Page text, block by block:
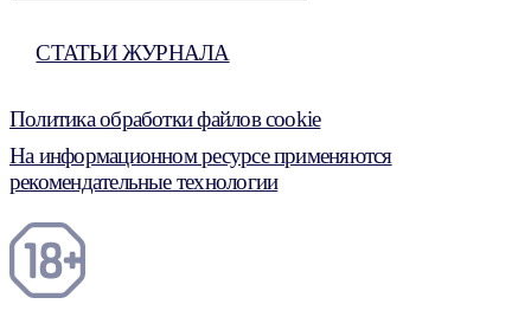
СТАТЬИ ЖУРНАЛА
Политика обработки файлов cookie
На информационном ресурсе применяются
рекомендательные технологии